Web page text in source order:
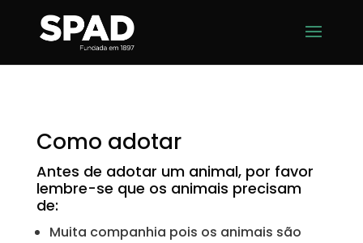
Como adotar
Antes de adotar um animal, por favor
lembre-se que os animais precisam
de:
Muita companhia pois os animais são